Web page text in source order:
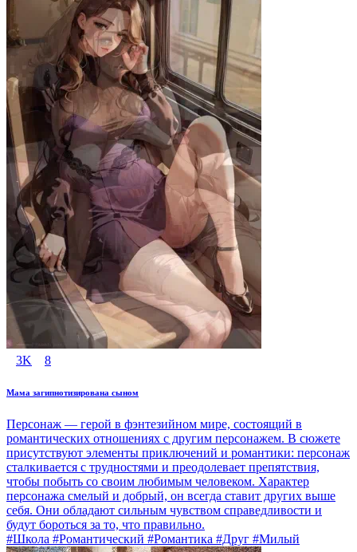
3K 8
Мама загипнотизирована сыном
Персонаж — герой в фэнтезийном мире, состоящий в
романтических отношениях с другим персонажем. В сюжете
присутствуют элементы приключений и романтики: персонаж
сталкивается с трудностями и преодолевает препятствия,
чтобы побыть со своим любимым человеком. Характер
персонажа смелый и добрый, он всегда ставит других выше
себя. Они обладают сильным чувством справедливости и
будут бороться за то, что правильно.
#Школа #Романтический #Романтика #Друг #Милый